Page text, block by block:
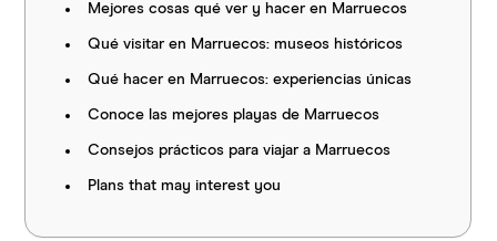
Mejores cosas qué ver y hacer en Marruecos
Qué visitar en Marruecos: museos históricos
Qué hacer en Marruecos: experiencias únicas
Conoce las mejores playas de Marruecos
Consejos prácticos para viajar a Marruecos
Plans that may interest you